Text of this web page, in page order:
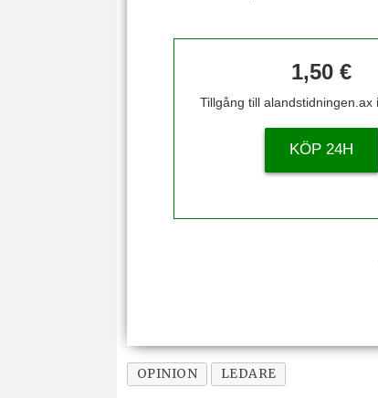
1,50 €
Tillgång till alandstidningen.ax
KÖP 24H
OPINION LEDARE